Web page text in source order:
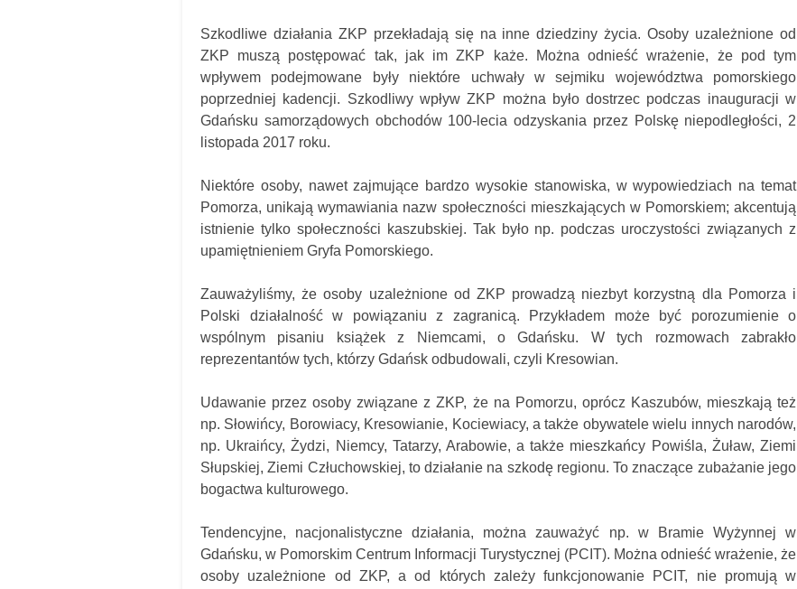
Szkodliwe działania ZKP przekładają się na inne dziedziny życia. Osoby uzależnione od
ZKP muszą postępować tak, jak im ZKP każe. Można odnieść wrażenie, że pod tym
wpływem podejmowane były niektóre uchwały w sejmiku województwa pomorskiego
poprzedniej kadencji. Szkodliwy wpływ ZKP można było dostrzec podczas inauguracji w
Gdańsku samorządowych obchodów 100-lecia odzyskania przez Polskę niepodległości, 2
listopada 2017 roku.
Niektóre osoby, nawet zajmujące bardzo wysokie stanowiska, w wypowiedziach na temat
Pomorza, unikają wymawiania nazw społeczności mieszkających w Pomorskiem; akcentują
istnienie tylko społeczności kaszubskiej. Tak było np. podczas uroczystości związanych z
upamiętnieniem Gryfa Pomorskiego.
Zauważyliśmy, że osoby uzależnione od ZKP prowadzą niezbyt korzystną dla Pomorza i
Polski działalność w powiązaniu z zagranicą. Przykładem może być porozumienie o
wspólnym pisaniu książek z Niemcami, o Gdańsku. W tych rozmowach zabrakło
reprezentantów tych, którzy Gdańsk odbudowali, czyli Kresowian.
Udawanie przez osoby związane z ZKP, że na Pomorzu, oprócz Kaszubów, mieszkają też
np. Słowińcy, Borowiacy, Kresowianie, Kociewiacy, a także obywatele wielu innych narodów,
np. Ukraińcy, Żydzi, Niemcy, Tatarzy, Arabowie, a także mieszkańcy Powiśla, Żuław, Ziemi
Słupskiej, Ziemi Człuchowskiej, to działanie na szkodę regionu. To znaczące zubażanie jego
bogactwa kulturowego.
Tendencyjne, nacjonalistyczne działania, można zauważyć np. w Bramie Wyżynnej w
Gdańsku, w Pomorskim Centrum Informacji Turystycznej (PCIT). Można odnieść wrażenie, że
osoby uzależnione od ZKP, a od których zależy funkcjonowanie PCIT, nie promują w